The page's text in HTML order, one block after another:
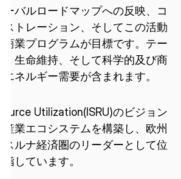
バルロードマップへの反映、コ
ストレーション、そしてこの活動
業プログラムが目標です。テー
生命維持、そして科学的及び商
ネルギー需要が含まれます。
Utilization(ISRU)のビジョン
業エコシステムを構築し、欧州
ルナ経済圏のリーダーとして位
しています。